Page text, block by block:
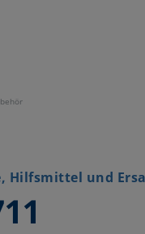
Hilfsmittel und